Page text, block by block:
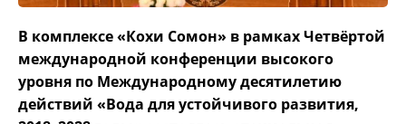
В комплексе «Кохи Сомон» в рамках Четвёртой
международной конференции высокого
уровня по Международному десятилетию
действий «Вода для устойчивого развития,